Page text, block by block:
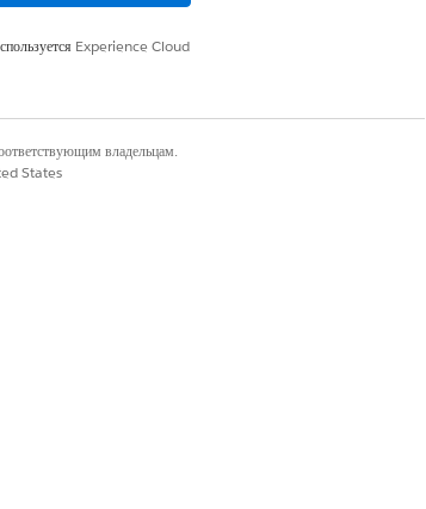
Да Нет
Experience Cloud
владельцам.
States